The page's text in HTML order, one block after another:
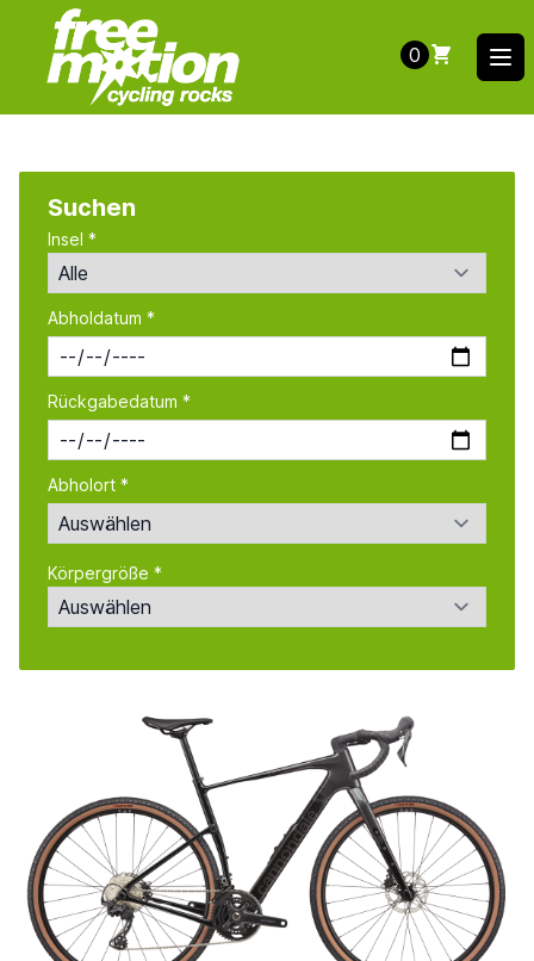
0
Suchen
Insel *
Abholdatum *
Rückgabedatum *
Abholort *
Körpergröße *